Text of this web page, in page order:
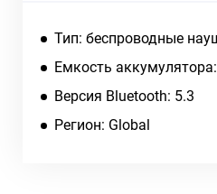
Тип: беспроводные
Емкость
Версия Bluetooth: 5.3
Регион: Global